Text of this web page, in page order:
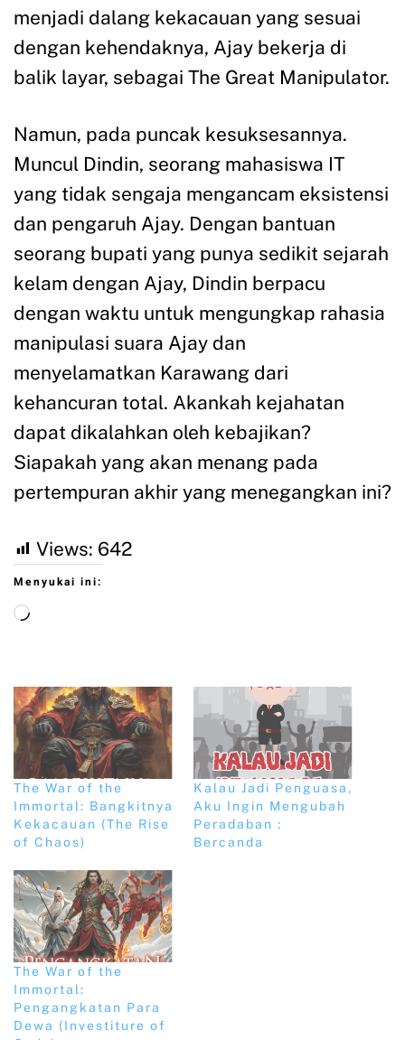
menjadi dalang kekacauan yang sesuai
dengan kehendaknya, Ajay bekerja di
balik layar, sebagai The Great Manipulator.
Namun, pada puncak kesuksesannya.
Muncul Dindin, seorang mahasiswa IT
yang tidak sengaja mengancam eksistensi
dan pengaruh Ajay. Dengan bantuan
seorang bupati yang punya sedikit sejarah
kelam dengan Ajay, Dindin berpacu
dengan waktu untuk mengungkap rahasia
manipulasi suara Ajay dan
menyelamatkan Karawang dari
kehancuran total. Akankah kejahatan
dapat dikalahkan oleh kebajikan?
Siapakah yang akan menang pada
pertempuran akhir yang menegangkan ini?
Views: 642
Menyukai ini:
The War of the
Immortal: Bangkitnya
Kekacauan (The Rise
of Chaos)
Kalau Jadi Penguasa,
Aku Ingin Mengubah
Peradaban :
Bercanda
The War of the
Immortal:
Pengangkatan Para
Dewa (Investiture of